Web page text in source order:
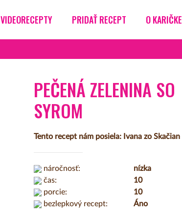
VIDEORECEPTY PRIDAŤ RECEPT O KARIČKE
PEČENÁ ZELENINA SO
SYROM
Tento recept nám posiela: Ivana zo Skačian
náročnosť:
nízka
čas:
10
porcie:
10
bezlepkový recept:
Áno